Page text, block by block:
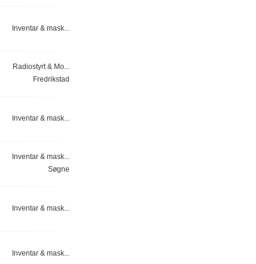
Inventar & mask...
Radiostyrt & Mo...
Fredrikstad
Inventar & mask...
Inventar & mask...
Søgne
Inventar & mask...
Inventar & mask...